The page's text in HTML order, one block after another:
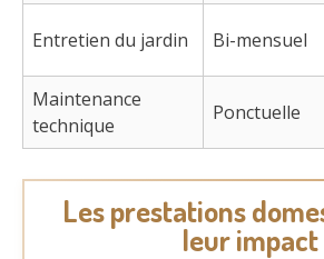
Entretien du jardin Bi-mensuel
Maintenance
technique
Ponctuelle
Les prestations
leur impact